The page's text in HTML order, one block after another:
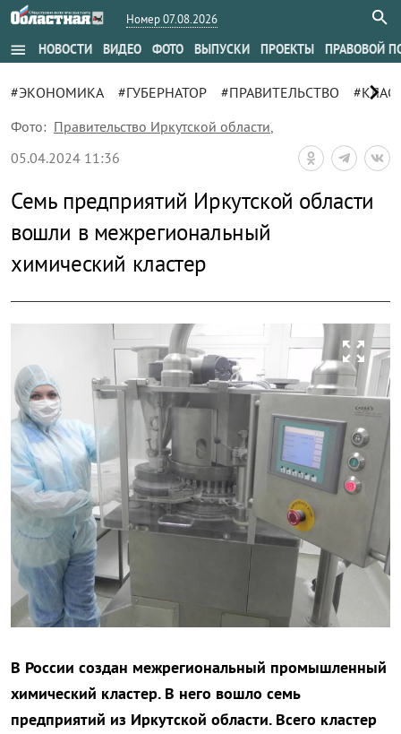
Номер 07.08.2026
menu НОВОСТИ ВИДЕО ФОТО ВЫПУСКИ ПРОЕКТЫ ПРАВОВОЙ
#ЭКОНОМИКА #ГУБЕРНАТОР #ПРАВИТЕЛЬСТВО chevron_right
Фото: Правительство Иркутской области,
05.04.2024 11:36
Семь предприятий Иркутской области
вошли в межрегиональный
химический кластер
zoom_out_map
В России создан межрегиональный промышленный
химический кластер. В него вошло семь
предприятий из Иркутской области. Всего кластер